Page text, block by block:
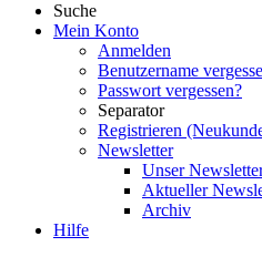
Suche
Mein Konto
Anmelden
Benutzername
Passwort vergessen?
Separator
Registrieren
Newsletter
Unser
Aktueller
Archiv
Hilfe